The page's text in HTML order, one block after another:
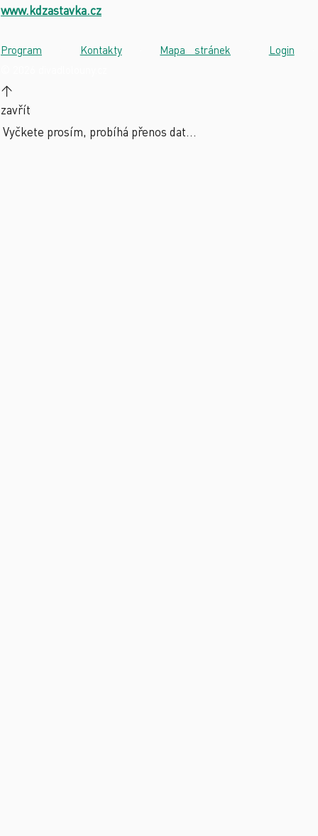
www.kdzastavka.cz
Program Kontakty· Mapa stránek Login
↑
zavřít
Vyčkete prosím, probíhá přenos dat...